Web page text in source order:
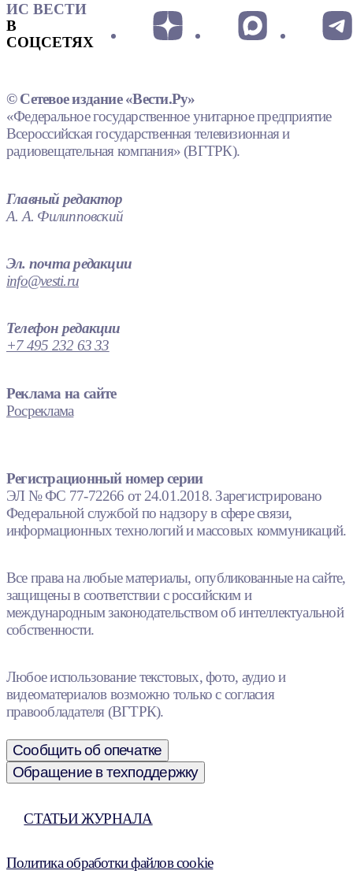
ИС ВЕСТИ
В
СОЦСЕТЯХ
© Сетевое издание «Вести.Ру»
«Федеральное государственное унитарное предприятие
Всероссийская государственная телевизионная и
радиовещательная компания» (ВГТРК).
Главный редактор
А. А. Филипповский
Эл. почта редакции
info@vesti.ru
Телефон редакции
+7 495 232 63 33
Реклама на сайте
Росреклама
Регистрационный номер серии
ЭЛ № ФС 77-72266 от 24.01.2018. Зарегистрировано
Федеральной службой по надзору в сфере связи,
информационных технологий и массовых коммуникаций.
Все права на любые материалы, опубликованные на сайте,
защищены в соответствии с российским и
международным законодательством об интеллектуальной
собственности.
Любое использование текстовых, фото, аудио и
видеоматериалов возможно только с согласия
правообладателя (ВГТРК).
Сообщить об опечатке
Обращение в техподдержку
СТАТЬИ ЖУРНАЛА
Политика обработки файлов cookie